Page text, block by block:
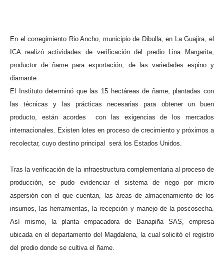
En el corregimiento Rio Ancho, municipio de Dibulla, en La Guajira, el
ICA realizó actividades de verificación del predio Lina Margarita,
productor de ñame para exportación, de las variedades espino y
diamante.
El Instituto determinó que las 15 hectáreas de ñame, plantadas con
las técnicas y las prácticas necesarias para obtener un buen
producto, están acordes con las exigencias de los mercados
internacionales. Existen lotes en proceso de crecimiento y próximos a
recolectar, cuyo destino principal será los Estados Unidos.
Tras la verificación de la infraestructura complementaria al proceso de
producción, se pudo evidenciar el sistema de riego por micro
aspersión con el que cuentan, las áreas de almacenamiento de los
insumos, las herramientas, la recepción y manejo de la poscosecha.
Así mismo, la planta empacadora de Banapiña SAS, empresa
ubicada en el departamento del Magdalena, la cual solicitó el registro
del predio donde se cultiva el ñame.